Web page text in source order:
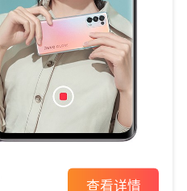
查看详情